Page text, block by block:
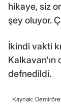
hikaye, siz
şey oluyor.
İkindi vakti
Kalkavan'ın
defnedildi.
Kaynak: